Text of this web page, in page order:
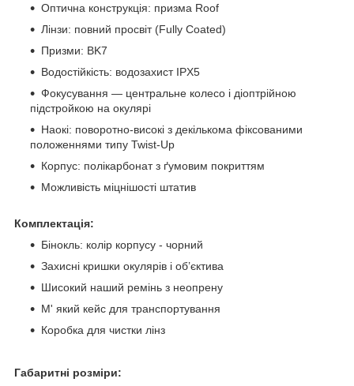
Оптична конструкція: призма Roof
Лінзи: повний просвіт (Fully Coated)
Призми: BK7
Водостійкість: водозахист IPX5
Фокусування — центральне колесо і діоптрійною
підстройкою на окулярі
Наокі: поворотно-високі з декількома фіксованими
положеннями типу Twist-Up
Корпус: полікарбонат з ґумовим покриттям
Можливість міцнішості штатив
Комплектація:
Бінокль: колір корпусу - чорний
Захисні кришки окулярів і об’єктива
Шисокий наший ремінь з неопрену
М' який кейс для транспортування
Коробка для чистки лінз
Габаритні розміри: